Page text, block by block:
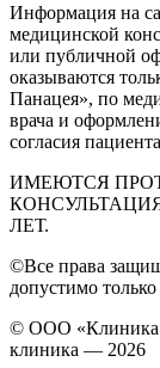
Информация на
медицинской
или публичной
оказываются
Панацея», по
врача и
согласия
ИМЕЮТСЯ
ЛЕТ.
©Все права
допустимо
© ООО «Клиника
клиника — 2026